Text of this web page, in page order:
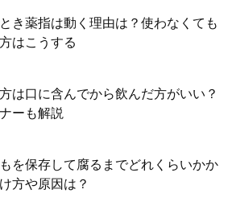
き薬指は動く理由は？使わなくても
はこうする
は口に含んでから飲んだ方がいい？
ーも解説
を保存して腐るまでどれくらいかか
方や原因は？